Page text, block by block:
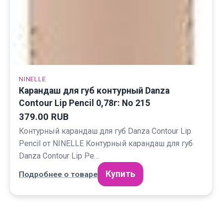
NINELLE
Карандаш для губ контурный Danza
Contour Lip Pencil 0,78г: No 215
379.00 RUB
Контурный карандаш для губ Danza Contour Lip
Pencil от NINELLE Контурный карандаш для губ
Danza Contour Lip Pe…
Подробнее о товаре Купить